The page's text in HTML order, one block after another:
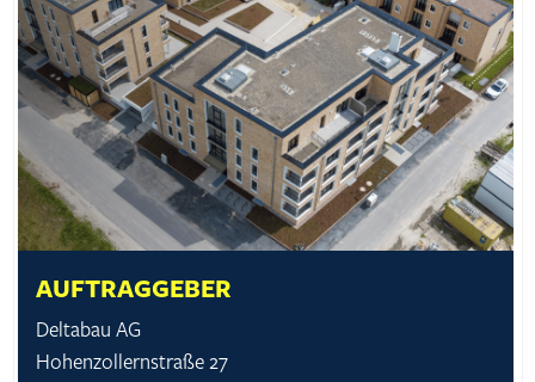
AUFTRAGGEBER
Deltabau AG
Hohenzollernstraße 27